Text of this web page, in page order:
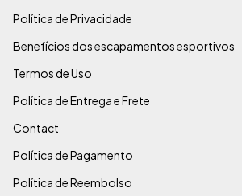
Política de Privacidade
Benefícios dos escapamentos esportivos
Termos de Uso
Política de Entrega e Frete
Contact
Política de Pagamento
Política de Reembolso